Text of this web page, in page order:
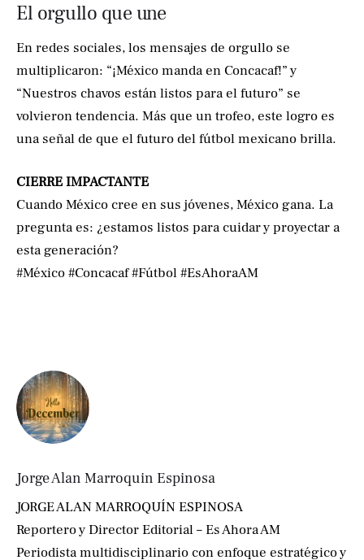
El orgullo que une
En redes sociales, los mensajes de orgullo se
multiplicaron: “¡México manda en Concacaf!” y
“Nuestros chavos están listos para el futuro” se
volvieron tendencia. Más que un trofeo, este logro es
una señal de que el futuro del fútbol mexicano brilla.
CIERRE IMPACTANTE
Cuando México cree en sus jóvenes, México gana. La
pregunta es: ¿estamos listos para cuidar y proyectar a
esta generación?
#México #Concacaf #Fútbol #EsAhoraAM
Jorge Alan Marroquin Espinosa
JORGE ALAN MARROQUÍN ESPINOSA
Reportero y Director Editorial – Es Ahora AM
Periodista multidisciplinario con enfoque estratégico y